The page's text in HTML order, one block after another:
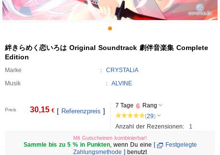
絆きらめく恋いろは Original Soundtrack 劇伴音楽集 Complete
Edition
Marke
CRYSTALiA
Musik
ALVINE
Preis 30,15 € [ Referenzpreis ]
7 Tage 6 Rang
(29)
Anzahl der Rezensionen:
1
Mit Gutscheinen kombinierbar!
Sammle bis zu 5 % in Punkten, wenn Du eine [
Festgelegte
Zahlungsmethode ] benutzt